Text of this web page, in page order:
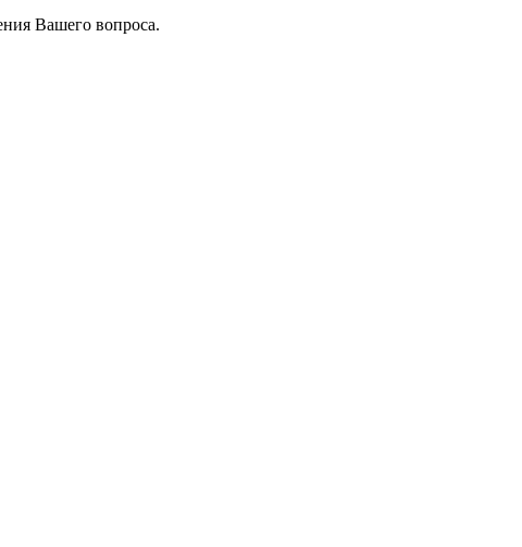
Вашего вопроса.